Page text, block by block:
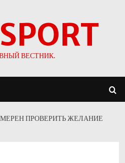
ВЕСТНИК.
ПРОВЕРИТЬ ЖЕЛАНИЕ